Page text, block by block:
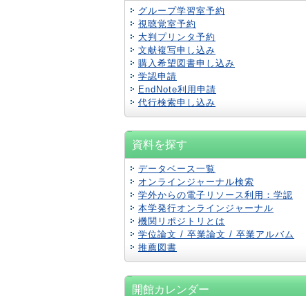
グループ学習室予約
視聴覚室予約
大判プリンタ予約
文献複写申し込み
購入希望図書申し込み
学認申請
EndNote利用申請
代行検索申し込み
資料を探す
データベース一覧
オンラインジャーナル検索
学外からの電子リソース利用：学認
本学発行オンラインジャーナル
機関リポジトリとは
学位論文 / 卒業論文 / 卒業アルバム
推薦図書
開館カレンダー